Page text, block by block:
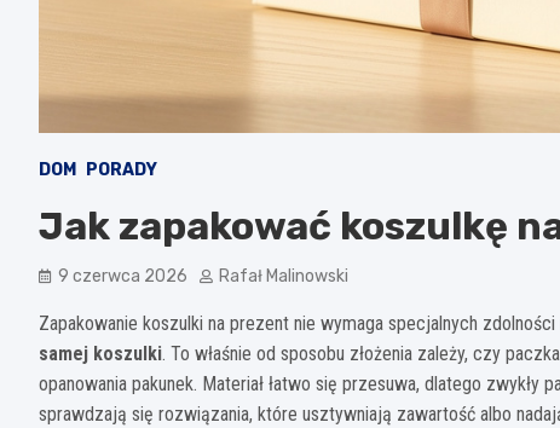
DOM PORADY
Jak zapakować koszulkę
9 czerwca 2026 Rafał Malinowski
Zapakowanie koszulki na prezent nie wymaga specjalnych
samej koszulki. To właśnie od sposobu złożenia zależy, czy
opanowania pakunek. Materiał łatwo się przesuwa, dlatego
sprawdzają się rozwiązania, które usztywniają zawartość albo